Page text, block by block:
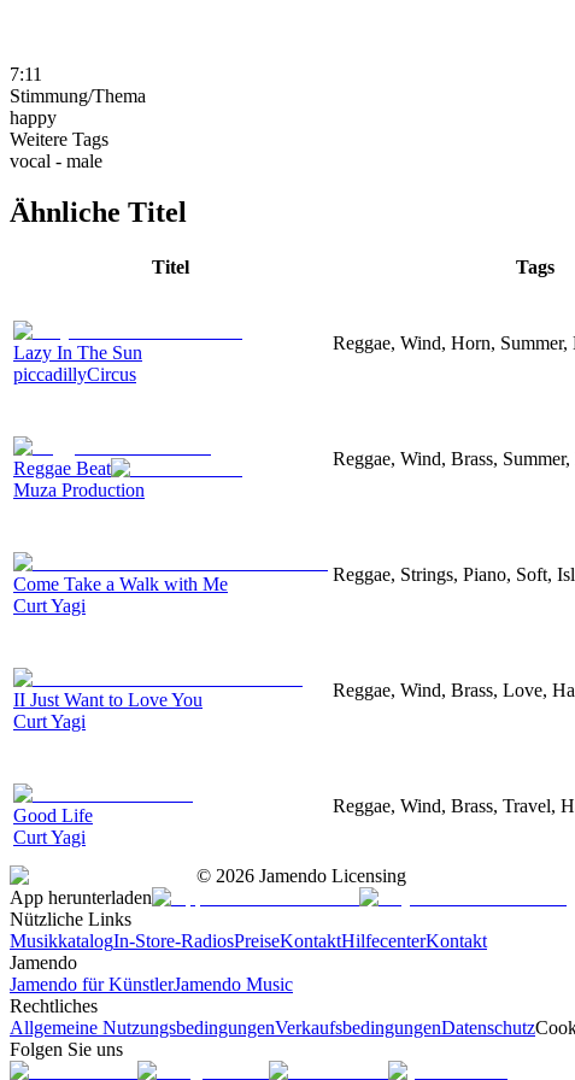
7:11
Stimmung/Thema
happy
Weitere Tags
vocal - male
Ähnliche Titel
Titel Tags
Lazy In The Sun
piccadillyCircus
Reggae, Wind, Horn, Summer,
Reggae Beat
Muza Production
Reggae, Wind, Brass,
Come Take a Walk with Me
Curt Yagi
Reggae, Strings, Piano, Soft,
II Just Want to Love You
Curt Yagi
Reggae, Wind, Brass, Love,
Good Life
Curt Yagi
Reggae, Wind, Brass, Travel,
© 2026 Jamendo Licensing
App herunterladen
Nützliche Links
MusikkatalogIn-Store-RadiosPreiseKontaktHilfecenterKontakt
Jamendo
Jamendo für KünstlerJamendo Music
Rechtliches
Allgemeine NutzungsbedingungenVerkaufsbedingungenDatenschutz
Folgen Sie uns